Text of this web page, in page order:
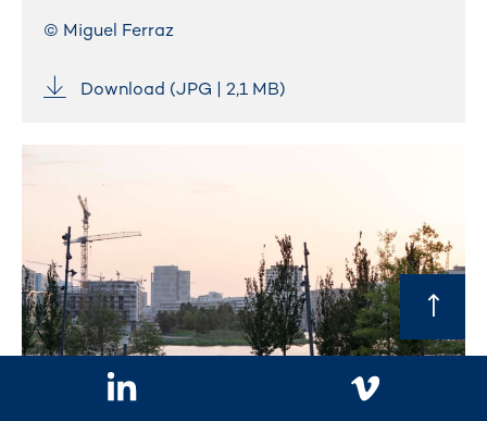
© Miguel Ferraz
Download (JPG | 2,1 MB)